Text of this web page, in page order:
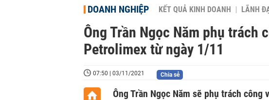
DOANH NGHIỆP KẾT QUẢ KINH DOANH LÃNH
Ông Trần Ngọc Năm phụ trách
Petrolimex từ ngày 1/11
07:50 | 03/11/2021 Chia sẻ
Ông Trần Ngọc Năm sẽ phụ trách công